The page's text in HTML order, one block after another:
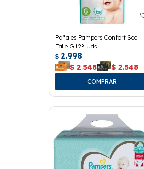
Pañales Pampers Confort Sec
Talle G 128 Uds.
$ 2.998
$ 2.548 $ 2.548